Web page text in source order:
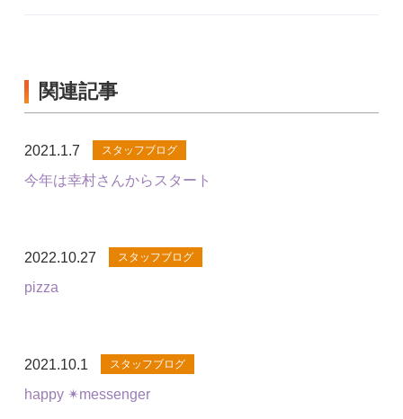
関連記事
2021.1.7 スタッフブログ
今年は幸村さんからスタート
2022.10.27 スタッフブログ
pizza
2021.10.1 スタッフブログ
happy ✴︎messenger